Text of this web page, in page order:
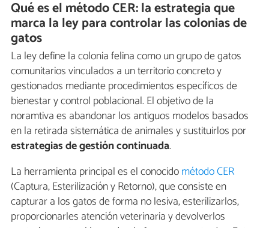
Qué es el método CER: la estrategia que
marca la ley para controlar las colonias de
gatos
La ley define la colonia felina como un grupo de gatos
comunitarios vinculados a un territorio concreto y
gestionados mediante procedimientos específicos de
bienestar y control poblacional. El objetivo de la
noramtiva es abandonar los antiguos modelos basados
en la retirada sistemática de animales y sustituirlos por
estrategias de gestión continuada.
La herramienta principal es el conocidométodo CER
(Captura, Esterilización y Retorno), que consiste en
capturar a los gatos de forma no lesiva, esterilizarlos,
proporcionarles atención veterinaria y devolverlos